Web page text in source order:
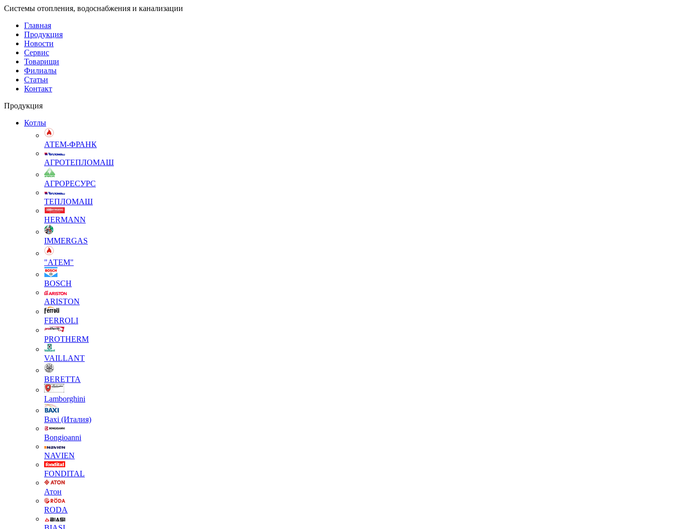
Системы отопления, водоснабжения и канализации
Главная
Продукция
Новости
Сервис
Товарищи
Филиалы
Статьи
Контакт
Продукция
Котлы
АТЕМ-ФРАНК
АГРОТЕПЛОМАШ
АГРОРЕСУРС
ТЕПЛОМАШ
HERMANN
IMMERGAS
"АТЕМ"
BOSCH
ARISTON
FERROLI
PROTHERM
VAILLANT
BERETTA
Lamborghini
Baxi (Италия)
Вongioanni
NAVIEN
FONDITAL
Атон
RODA